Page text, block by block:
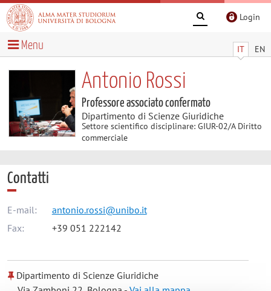
Login
IT EN
Menu
Antonio Rossi
Professore associato confermato
Dipartimento di Scienze Giuridiche
Settore scientifico disciplinare: GIUR-02/A Diritto
commerciale
Contatti
E-mail:
antonio.rossi@unibo.it
Fax:
+39 051 222142
Dipartimento di Scienze Giuridiche